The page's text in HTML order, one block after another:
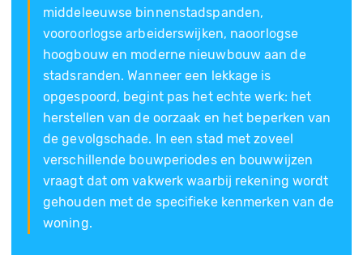
middeleeuwse binnenstadspanden,
vooroorlogse arbeiderswijken, naoorlogse
hoogbouw en moderne nieuwbouw aan de
stadsranden. Wanneer een lekkage is
opgespoord, begint pas het echte werk: het
herstellen van de oorzaak en het beperken van
de gevolgschade. In een stad met zoveel
verschillende bouwperiodes en bouwwijzen
vraagt dat om vakwerk waarbij rekening wordt
gehouden met de specifieke kenmerken van de
woning.